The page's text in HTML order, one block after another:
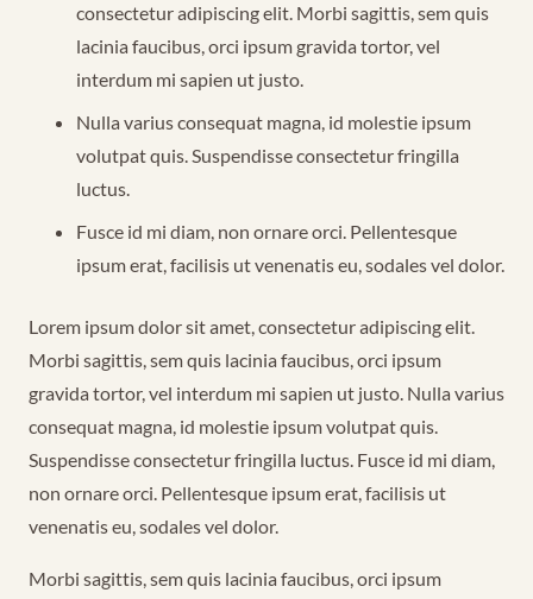
consectetur adipiscing elit. Morbi sagittis, sem quis
lacinia faucibus, orci ipsum gravida tortor, vel
interdum mi sapien ut justo.
Nulla varius consequat magna, id molestie ipsum
volutpat quis. Suspendisse consectetur fringilla
luctus.
Fusce id mi diam, non ornare orci. Pellentesque
ipsum erat, facilisis ut venenatis eu, sodales vel dolor.
Lorem ipsum dolor sit amet, consectetur adipiscing elit.
Morbi sagittis, sem quis lacinia faucibus, orci ipsum
gravida tortor, vel interdum mi sapien ut justo. Nulla varius
consequat magna, id molestie ipsum volutpat quis.
Suspendisse consectetur fringilla luctus. Fusce id mi diam,
non ornare orci. Pellentesque ipsum erat, facilisis ut
venenatis eu, sodales vel dolor.
Morbi sagittis, sem quis lacinia faucibus, orci ipsum